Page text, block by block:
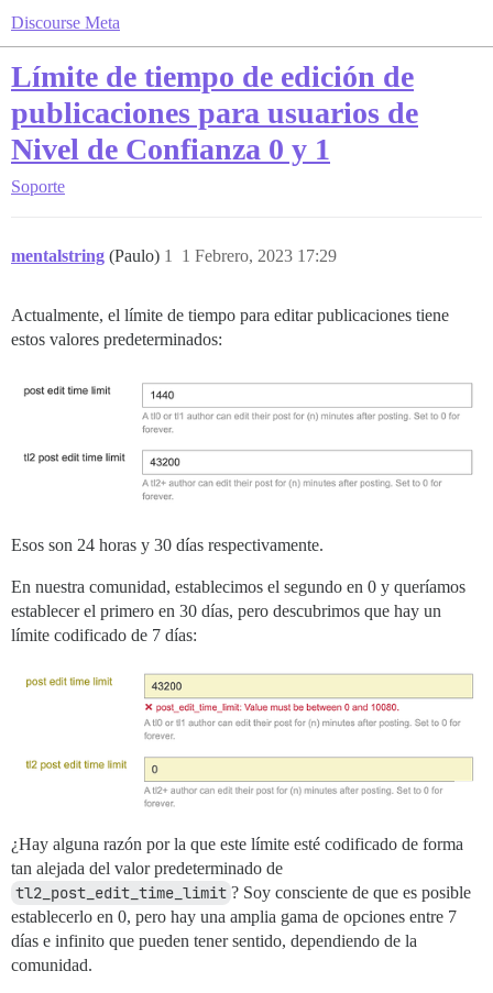
Discourse Meta
Límite de tiempo de edición de
publicaciones para usuarios de
Nivel de Confianza 0 y 1
Soporte
mentalstring (Paulo) 1 Febrero, 2023 17:29
1
Actualmente, el límite de tiempo para editar publicaciones tiene
estos valores predeterminados:
Esos son 24 horas y 30 días respectivamente.
En nuestra comunidad, establecimos el segundo en 0 y queríamos
establecer el primero en 30 días, pero descubrimos que hay un
límite codificado de 7 días:
¿Hay alguna razón por la que este límite esté codificado de forma
tan alejada del valor predeterminado de
tl2_post_edit_time_limit ? Soy consciente de que es posible
establecerlo en 0, pero hay una amplia gama de opciones entre 7
días e infinito que pueden tener sentido, dependiendo de la
comunidad.